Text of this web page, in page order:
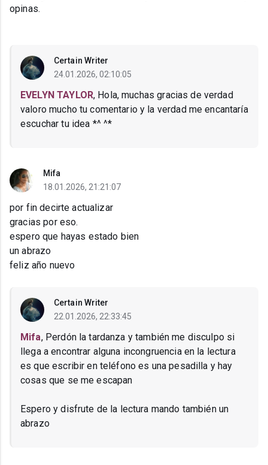
opinas.
Certain Writer
24.01.2026, 02:10:05
EVELYN TAYLOR, Hola, muchas gracias de verdad
valoro mucho tu comentario y la verdad me encantaría
escuchar tu idea *^ ^*
Mifa
18.01.2026, 21:21:07
por fin decirte actualizar
gracias por eso.
espero que hayas estado bien
un abrazo
feliz año nuevo
Certain Writer
22.01.2026, 22:33:45
Mifa, Perdón la tardanza y también me disculpo si
llega a encontrar alguna incongruencia en la lectura
es que escribir en teléfono es una pesadilla y hay
cosas que se me escapan
Espero y disfrute de la lectura mando también un
abrazo